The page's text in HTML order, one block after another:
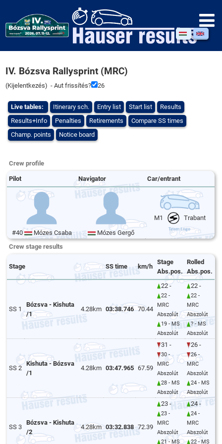
IV. Bózsva Rallysprint (MRC)
(Kijelentkezés) - Aut frissítés? 26
Live tables: Itinerary sch. Entry list Start list
Results
Results+Info
Penalties Retirements
Compare SS times
Champ. points
Notice board
Crew profile
Pilot Navigator Car/entrant
#40 Mózes Csaba Mózes Gergő
M1 Trabant
Crew stage results
Stage SS time km/h
Stage
Abs.pos.
Rolled
Abs.pos.
SS 1
Bózsva - Kishuta
/1
4.28km 03:38.746 70.44
22 -
22 -
MRC
Abszolút
19 - MS
Abszolút
22 -
22 -
MRC
Abszolút
? - MS
Abszolút
SS 2
Kishuta - Bózsva
/1
4.28km 03:47.965 67.59
31 -
30 -
MRC
Abszolút
28 - MS
Abszolút
26 -
26 -
MRC
Abszolút
24 - MS
Abszolút
SS 3
Bózsva - Kishuta
/2
4.28km 03:32.838 72.39
23 -
23 -
MRC
Abszolút
21 - MS
24 -
24 -
MRC
Abszolút
22 - MS